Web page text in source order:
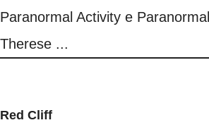
Paranormal Activity e
Therese ...
Red Cliff